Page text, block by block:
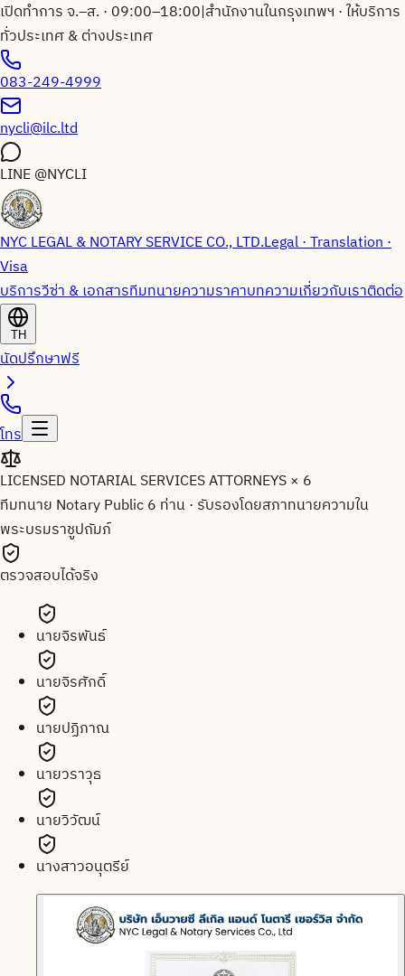
เปิดทำการ จ.–ส. · 09:00–18:00|สำนักงานในกรุงเทพฯ · ให้บริการ
ทั่วประเทศ & ต่างประเทศ
083-249-4999
nycli@ilc.ltd
LINE@NYCLI
NYC LEGAL & NOTARY SERVICE CO., LTD.Legal · Translation ·
Visa
บริการวีซ่า & เอกสารทีมทนายความราคาบทความเกี่ยวกับเราติดต่อ
TH
นัดปรึกษาฟรี
โทร
LICENSED NOTARIAL SERVICES ATTORNEYS × 6
ทีมทนาย Notary Public 6 ท่าน· รับรองโดยสภาทนายความใน
พระบรมราชูปถัมภ์
ตรวจสอบได้จริง
นายจิรพันธ์
นายจิรศักดิ์
นายปฏิภาณ
นายวราวุธ
นายวิวัฒน์
นางสาวอนุตรีย์